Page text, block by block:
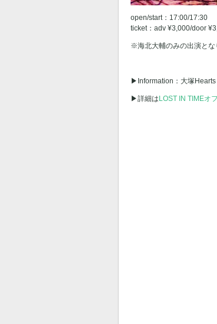
open/start：17:00/17:30
ticket：adv ¥3,000/door
※海北大輔のみの出演とな
▶︎Information：大塚
▶︎詳細は LOST IN TIMEオ